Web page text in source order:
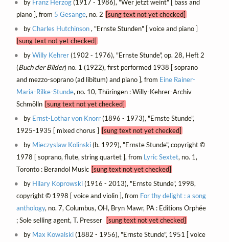
by Franz Herzog(1917 - 1986), "Wer jetzt weint" [ bass and
piano ], from 5 Gesänge, no. 2 [sung text not yet checked]
byCharles Hutchinson, "Ernste Stunden" [ voice and piano ]
[sung text not yet checked]
byWilly Kehrer(1902 - 1976), "Ernste Stunde", op. 28, Heft 2
(Buch der Bilder) no. 1 (1922), first performed 1938 [ soprano
and mezzo-soprano (ad libitum) and piano ], from Eine Rainer-
Maria-Rilke-Stunde, no. 10, Thüringen : Willy-Kehrer-Archiv
Schmölln [sung text not yet checked]
by Ernst-Lothar von Knorr(1896 - 1973), "Ernste Stunde",
1925-1935 [ mixed chorus ] [sung text not yet checked]
by Mieczyslaw Kolinski(b. 1929), "Ernste Stunde", copyright ©
1978 [ soprano, flute, string quartet ], from Lyric Sextet, no. 1,
Toronto : Berandol Music [sung text not yet checked]
by Hilary Koprowski(1916 - 2013), "Ernste Stunde", 1998,
copyright © 1998 [ voice and violin ], from For thy delight : a song
anthology, no. 7, Columbus, OH, Bryn Mawr, PA : Editions Orphée
; Sole selling agent, T. Presser
[sung text not yet checked]
by Max Kowalski(1882 - 1956), "Ernste Stunde", 1951 [ voice